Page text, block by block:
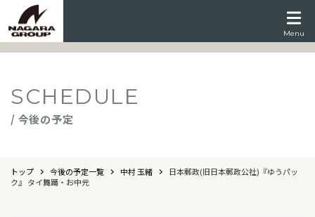
Menu
SCHEDULE
/ 今後の予定
トップ 今後の予定一覧 中村 玉緒
日本郵政(旧日本郵政公社)『ゆうパッ
ク』 タイ舞踊・お中元